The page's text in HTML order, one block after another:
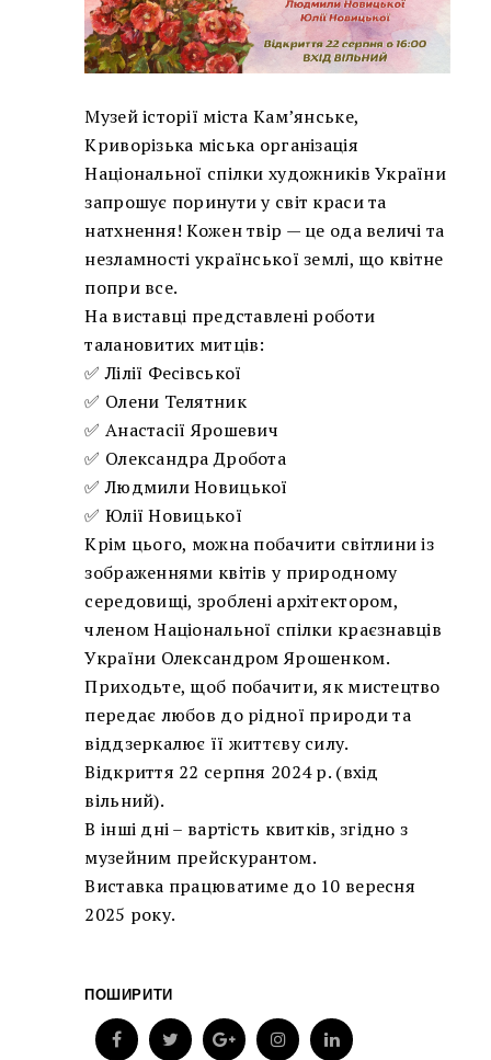
Музей історії міста Кам’янське,
Криворізька міська організація
Національної спілки художників України
запрошує поринути у світ краси та
натхнення! Кожен твір — це ода величі та
незламності української землі, що квітне
попри все.
На виставці представлені роботи
талановитих митців:
✅ Лілії Фесівської
✅ Олени Телятник
✅ Анастасії Ярошевич
✅ Олександра Дробота
✅ Людмили Новицької
✅ Юлії Новицької
Крім цього, можна побачити світлини із
зображеннями квітів у природному
середовищі, зроблені архітектором,
членом Національної спілки краєзнавців
України Олександром Ярошенком.
Приходьте, щоб побачити, як мистецтво
передає любов до рідної природи та
віддзеркалює її життєву силу.
Відкриття 22 серпня 2024 р. (вхід
вільний).
В інші дні – вартість квитків, згідно з
музейним прейскурантом.
Виставка працюватиме до 10 вересня
2025 року.
ПОШИРИТИ